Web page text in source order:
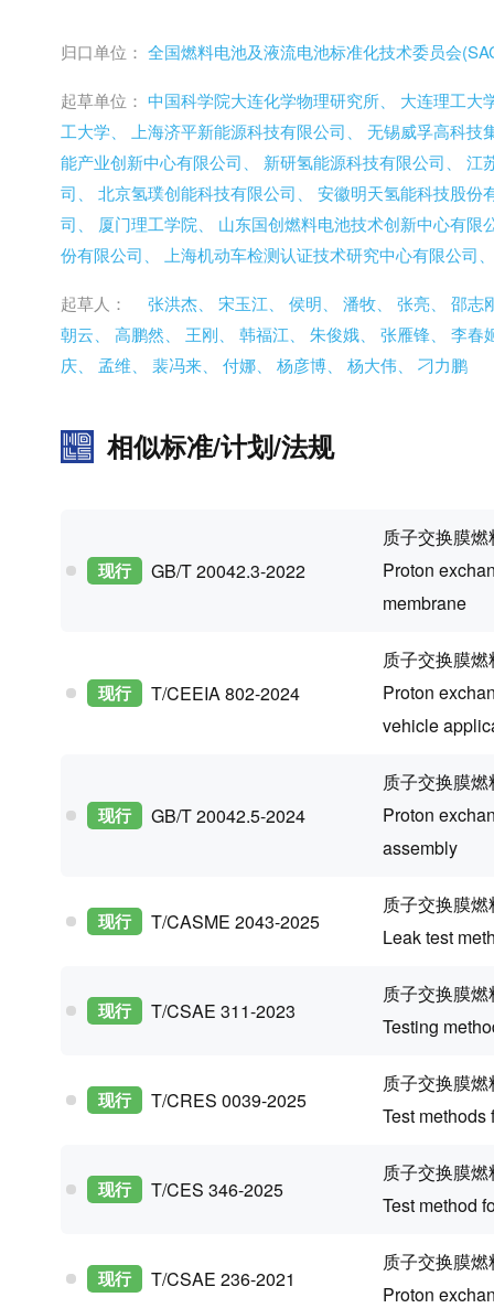
归口单位： 全国燃料电池及液流电池标准化技术委员会
起草单位： 中国科学院大连化学物理研究所、 大连理工大
工大学、
上海济平新能源科技有限公司、 无锡威孚高科技
能产业创新中心有限公司、 新研氢能源科技有限公司、 江
司、 北京氢璞创能科技有限公司、 安徽明天氢能科技股份
司、 厦门理工学院、 山东国创燃料电池技术创新中心有限
份有限公司、
上海机动车检测认证技术研究中心有限公司
起草人： 张洪杰、 宋玉江、 侯明、 潘牧、 张亮、 邵志
朝云、 高鹏然、 王刚、 韩福江、 朱俊娥、 张雁锋、 李春
庆、 孟维、 裴冯来、 付娜、 杨彦博、 杨大伟、 刁力鹏
相似标准/计划/法规
现行 GB/T 20042.3-2022
质子交换膜
Proton
membrane
现行 T/CEEIA 802-2024
质子交换膜
Proton
vehicle
现行 GB/T 20042.5-2024
质子交换膜
Proton
assembly
现行 T/CASME 2043-2025
质子交换膜
Leak test
现行 T/CSAE 311-2023
质子交换膜
Testing
现行 T/CRES 0039-2025
质子交换膜
Test
现行 T/CES 346-2025
质子交换膜
Test method
现行 T/CSAE 236-2021
质子交换膜
Proton